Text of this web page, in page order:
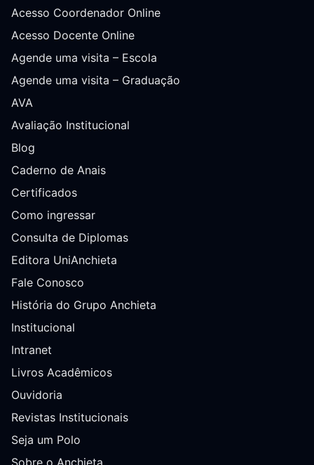
Acesso Coordenador Online
Acesso Docente Online
Agende uma visita – Escola
Agende uma visita – Graduação
AVA
Avaliação Institucional
Blog
Caderno de Anais
Certificados
Como ingressar
Consulta de Diplomas
Editora UniAnchieta
Fale Conosco
História do Grupo Anchieta
Institucional
Intranet
Livros Acadêmicos
Ouvidoria
Revistas Institucionais
Seja um Polo